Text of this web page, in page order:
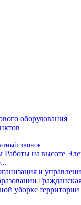
оборудования
звонок
Работы на высоте
и
уборке территории